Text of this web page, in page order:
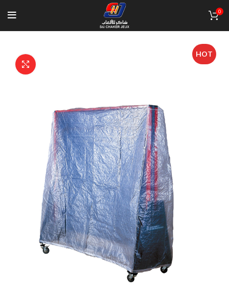
0
HOT